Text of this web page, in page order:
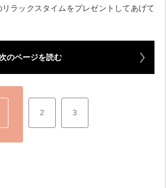
ラックスタイムをプレゼントしてあげて
のページを読む
2 3